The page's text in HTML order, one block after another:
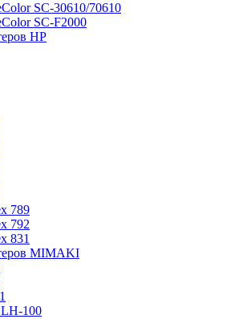
SC-30610/70610
SC-F2000
HP
789
792
831
MIMAKI
100